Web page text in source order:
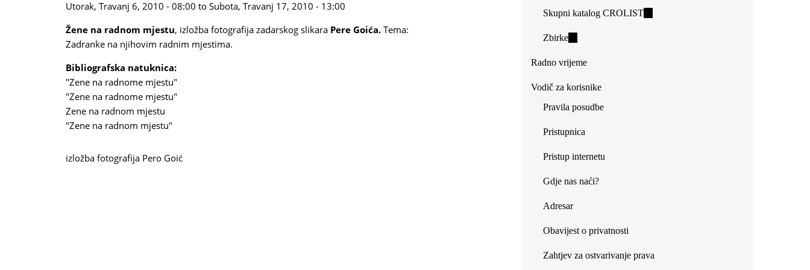
Utorak, Travanj 6, 2010 - 08:00 to Subota, Travanj 17, 2010 - 13:00
Žene na radnom mjestu, izložba fotografija zadarskog slikara Pere Goića. Tema:
Zadranke na njihovim radnim mjestima.
Bibliografska natuknica:
"Zene na radnome mjestu"
"Zene na radnome mjestu"
Zene na radnom mjestu
"Zene na radnom mjestu"
izložba fotografija Pero Goić
Skupni katalog CROLIST(link
Zbirke(link
external)
Radno vrijeme
Vodič za korisnike
Pravila posudbe
Pristupnica
Pristup internetu
Gdje nas naći?
Adresar
Obavijest o privatnosti
Zahtjev za ostvarivanje prava